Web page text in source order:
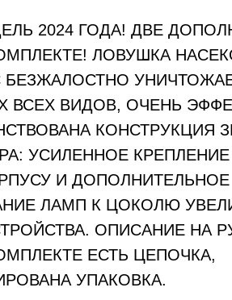
2024 ГОДА! ДВЕ
ЛОВУШКА
ВСЕХ ВИДОВ, ОЧЕНЬ
КОНСТРУКЦИЯ
УСИЛЕННОЕ
И ДОПОЛНИТЕЛЬНОЕ
ЛАМП К ЦОКОЛЮ
ОПИСАНИЕ НА
ЕСТЬ ЦЕПОЧКА,
УПАКОВКА.